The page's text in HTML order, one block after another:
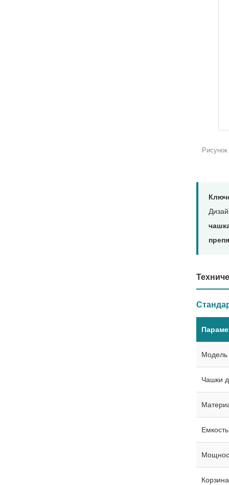
Модель
Чашки
Корзина